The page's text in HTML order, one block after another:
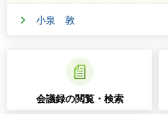
小泉 敦
会議録の閲覧・検索